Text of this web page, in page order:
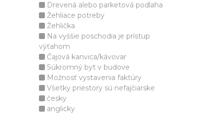
Drevená alebo parketová podlaha
Žehliace potreby
Žehlička
Na vyššie poschodia je prístup
výťahom
Čajová kanvica/kávovar
Súkromný byt v budove
Možnosť vystavenia faktúry
Všetky priestory sú nefajčiarske
česky
anglicky